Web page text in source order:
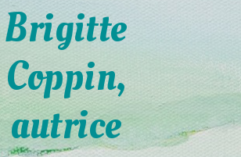
Brigitte
Coppin,
autrice